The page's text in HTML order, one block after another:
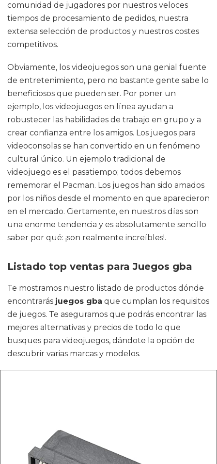
comunidad de jugadores por nuestros veloces
tiempos de procesamiento de pedidos, nuestra
extensa selección de productos y nuestros costes
competitivos.
Obviamente, los videojuegos son una genial fuente
de entretenimiento, pero no bastante gente sabe lo
beneficiosos que pueden ser. Por poner un
ejemplo, los videojuegos en línea ayudan a
robustecer las habilidades de trabajo en grupo y a
crear confianza entre los amigos. Los juegos para
videoconsolas se han convertido en un fenómeno
cultural único. Un ejemplo tradicional de
videojuego es el pasatiempo; todos debemos
rememorar el Pacman. Los juegos han sido amados
por los niños desde el momento en que aparecieron
en el mercado. Ciertamente, en nuestros días son
una enorme tendencia y es absolutamente sencillo
saber por qué: ¡son realmente increíbles!.
Listado top ventas para Juegos gba
Te mostramos nuestro listado de productos dónde
encontrarás juegos gba que cumplan los requisitos
de juegos. Te aseguramos que podrás encontrar las
mejores alternativas y precios de todo lo que
busques para videojuegos, dándote la opción de
descubrir varias marcas y modelos.